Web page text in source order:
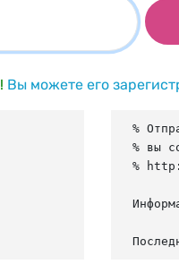
Вы можете его
%
% вы
%